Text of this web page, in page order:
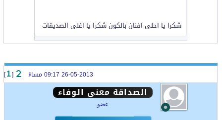
شكرا يا احلى افنان بالكون شكرا يا اغلى الصديقات
[
1
]
الصداقة معنى الوفاء
عضو